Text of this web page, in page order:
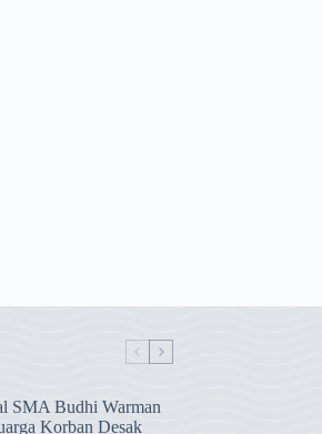
SMA Budhi Warman
Korban Desak